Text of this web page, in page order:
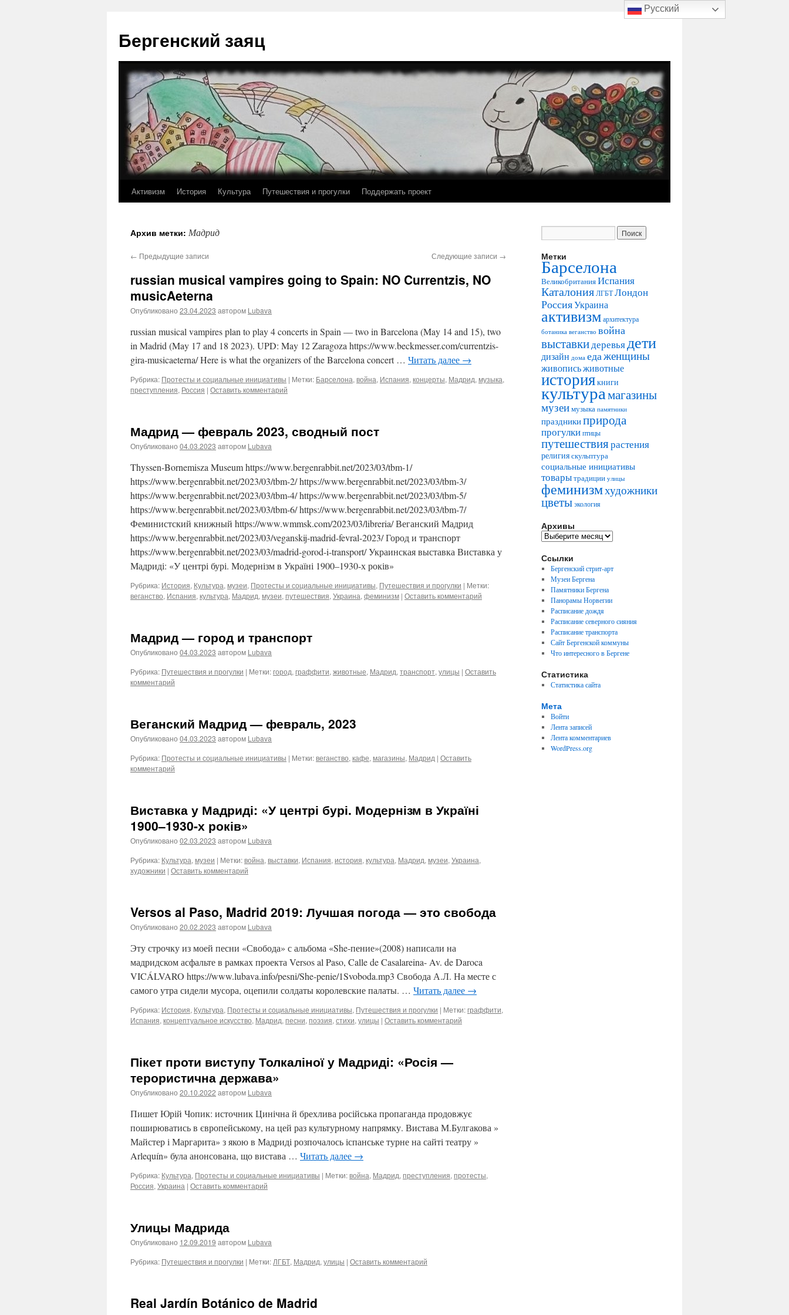
содержимому
Бергенский заяц
Активизм История Культура Путешествия и прогулки Поддержать проект
Архив метки: Мадрид
← Предыдущие записи Следующие записи →
russian musical vampires going to Spain: NO Currentzis, NO
musicAeterna
Опубликовано 23.04.2023 автором Lubava
russian musical vampires plan to play 4 concerts in Spain — two in Barcelona (May 14 and 15), two
in Madrid (May 17 and 18 2023). UPD: May 12 Zaragoza https://www.beckmesser.com/currentzis-
gira-musicaeterna/ Here is what the organizers of the Barcelona concert … Читать далее →
Рубрика: Протесты и социальные инициативы | Метки: Барселона, война, Испания, концерты, Мадрид, музыка,
преступления, Россия | Оставить комментарий
Мадрид — февраль 2023, сводный пост
Опубликовано 04.03.2023 автором Lubava
Thyssen-Bornemisza Museum https://www.bergenrabbit.net/2023/03/tbm-1/
https://www.bergenrabbit.net/2023/03/tbm-2/ https://www.bergenrabbit.net/2023/03/tbm-3/
https://www.bergenrabbit.net/2023/03/tbm-4/ https://www.bergenrabbit.net/2023/03/tbm-5/
https://www.bergenrabbit.net/2023/03/tbm-6/ https://www.bergenrabbit.net/2023/03/tbm-7/
Феминистский книжный https://www.wmmsk.com/2023/03/libreria/ Веганский Мадрид
https://www.bergenrabbit.net/2023/03/veganskij-madrid-fevral-2023/ Город и транспорт
https://www.bergenrabbit.net/2023/03/madrid-gorod-i-transport/ Украинская выставка Виставка у
Мадриді: «У центрі бурі. Модернізм в Україні 1900–1930-х років»
Рубрика: История, Культура, музеи, Протесты и социальные инициативы, Путешествия и прогулки | Метки:
веганство, Испания, культура, Мадрид, музеи, путешествия, Украина, феминизм | Оставить комментарий
Мадрид — город и транспорт
Опубликовано 04.03.2023 автором Lubava
Рубрика: Путешествия и прогулки | Метки:город, граффити, животные, Мадрид, транспорт, улицы | Оставить
комментарий
Веганский Мадрид — февраль, 2023
Опубликовано 04.03.2023 автором Lubava
Рубрика: Протесты и социальные инициативы | Метки:веганство, кафе, магазины, Мадрид | Оставить
комментарий
Виставка у Мадриді: «У центрі бурі. Модернізм в Україні
1900–1930-х років»
Опубликовано 02.03.2023 автором Lubava
Рубрика: Культура, музеи | Метки:война, выставки, Испания, история, культура, Мадрид, музеи, Украина,
художники | Оставить комментарий
Versos al Paso, Madrid 2019: Лучшая погода — это свобода
Опубликовано 20.02.2023 автором Lubava
Эту строчку из моей песни «Свобода» с альбома «She-пение»(2008) написали на
мадридском асфальте в рамках проекта Versos al Paso, Calle de Casalareina- Av. de Daroca
VICÁLVARO https://www.lubava.info/pesni/She-penie/1Svoboda.mp3 Свобода А.Л. На месте с
самого утра сидели мусора, оцепили солдаты королевские палаты. … Читать далее →
Рубрика: История, Культура, Протесты и социальные инициативы, Путешествия и прогулки | Метки:граффити,
Испания, концептуальное искусство, Мадрид, песни, поэзия, стихи, улицы | Оставить комментарий
Пікет проти виступу Толкаліної у Мадриді: «Росія —
терористична держава»
Опубликовано 20.10.2022 автором Lubava
Пишет Юрій Чопик: источник Цинічна й брехлива російська пропаганда продовжує
поширюватись в європейському, на цей раз культурному напрямку. Вистава М.Булгакова »
Майстер і Маргарита» з якою в Мадриді розпочалось іспанське турне на сайті театру »
Arlequín» була анонсована, що вистава … Читать далее →
Рубрика: Культура, Протесты и социальные инициативы | Метки:война, Мадрид, преступления, протесты,
Россия, Украина | Оставить комментарий
Улицы Мадрида
Опубликовано 12.09.2019 автором Lubava
Рубрика: Путешествия и прогулки | Метки: ЛГБТ, Мадрид, улицы | Оставить комментарий
Real Jardín Botánico de Madrid
Метки
Барселона
ВеликобританияИспания
Каталония ЛГБТ Лондон
РоссияУкраина
активизм архитектура
ботаника веганство война
выставкидеревьядети
дизайн дома едаженщины
живописьживотные
историякниги
культурамагазины
музеимузыка памятники
праздникиприрода
прогулкиптицы
путешествиярастения
религияскульптура
социальные инициативы
товарытрадиции улицы
феминизмхудожники
цветы экология
Архивы
Архивы
Ссылки
Бергенский стрит-арт
Музеи Бергена
Памятники Бергена
Панорамы Норвегии
Расписание дождя
Расписание северного сияния
Расписание транспорта
Сайт Бергенской коммуны
Что интересного в Бергене
Статистика
Статистика сайта
Мета
Войти
Лента записей
Лента комментариев
WordPress.org
Русский